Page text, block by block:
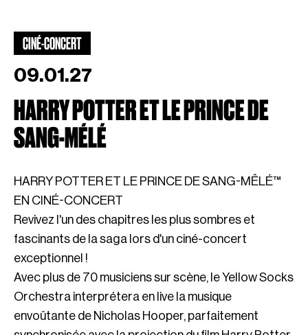
CINÉ-CONCERT
09.01.27
HARRY POTTER ET LE PRINCE DE
SANG-MÉLÉ
HARRY POTTER ET LE PRINCE DE SANG-MÊLÉ™
EN CINÉ-CONCERT
Revivez l'un des chapitres les plus sombres et
fascinants de la saga lors d'un ciné-concert
exceptionnel !
Avec plus de 70 musiciens sur scène, le Yellow Socks
Orchestra interprétera en live la musique
envoûtante de Nicholas Hooper, parfaitement